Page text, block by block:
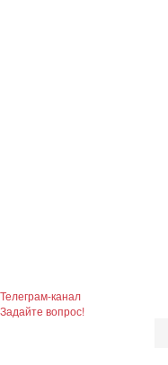
Телеграм-канал
Задайте вопрос!